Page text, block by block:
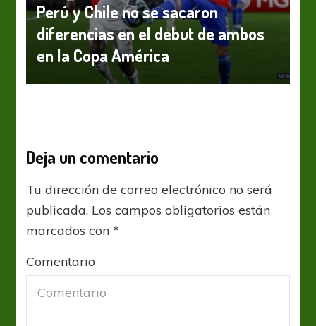
Perú y Chile no se sacaron
diferencias en el debut de ambos
en la Copa América
Deja un comentario
Tu dirección de correo electrónico no será
publicada. Los campos obligatorios están
marcados con*
Comentario